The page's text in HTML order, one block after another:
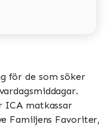
för de som söker
ICA matkassar
Familjens Favoriter,